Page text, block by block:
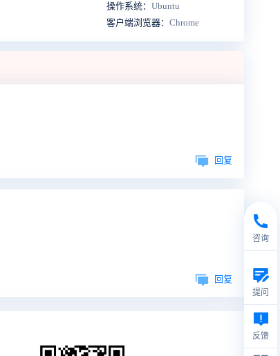
操作系统： Ubuntu
客户端浏览器： Chrome
回复
回复
咨询
提问
反馈